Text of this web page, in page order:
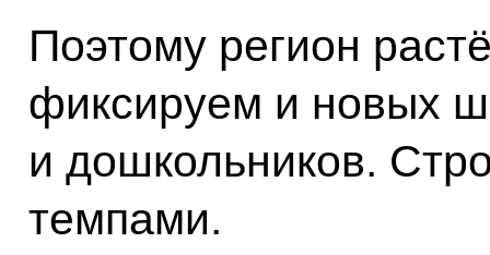
Поэтому регион
фиксируем и новых
и дошкольников.
темпами.